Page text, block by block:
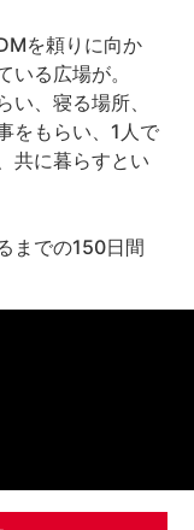
を頼りに向か
いる広場が。
、寝る場所、
をもらい、1人で
共に暮らすとい
までの150日間